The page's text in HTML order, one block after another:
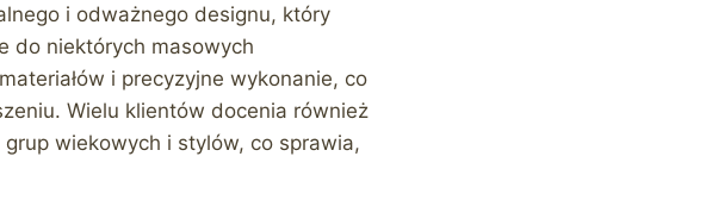
i odważnego designu, który
do niektórych masowych
i precyzyjne wykonanie, co
Wielu klientów docenia również
wiekowych i stylów, co sprawia,